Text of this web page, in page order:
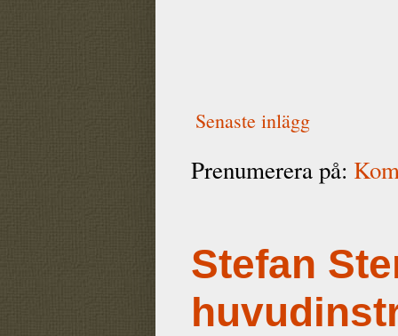
Senaste inlägg
Prenumerera på:
Stefan